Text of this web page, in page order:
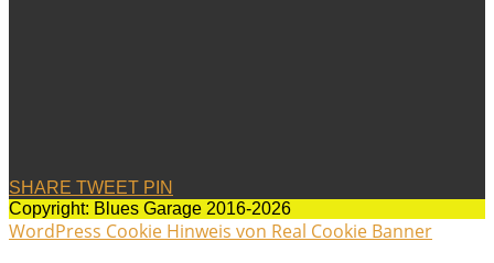
SHARE TWEET PIN
Copyright: Blues Garage 2016-2026
WordPress Cookie Hinweis von Real Cookie Banner